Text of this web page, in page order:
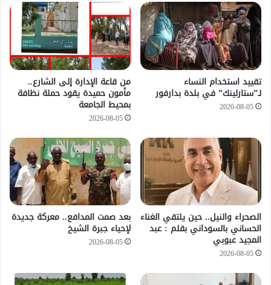
تقييد استخدام النساء
لـ”ستارلينك” في بلدة بدارفور
2026-08-05
من قاعة الإدارة إلى الشارع..
مأمون حميدة يقود حملة نظافة
بمحيط الجامعة
2026-08-05
الصحراء والنيل.. حين يلتقي الغناء
الحساني بالسوداني بقلم : عبد
المجيد عبوبي
2026-08-05
بعد صمت المدافع.. معركة جديدة
لإحياء جبرة الشيخ
2026-08-05